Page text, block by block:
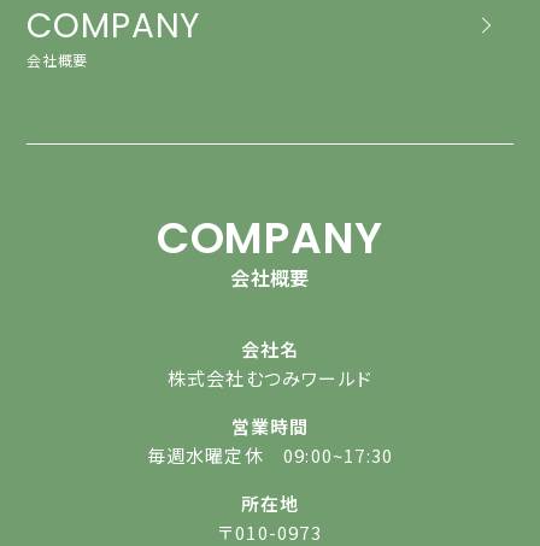
COMPANY
会社概要
COMPANY
会社概要
会社名
株式会社むつみワールド
営業時間
毎週水曜定休 09:00~17:30
所在地
〒010-0973